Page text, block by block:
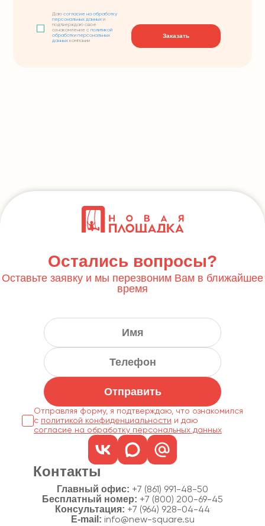
Даюсогласие на обработку
персональных данных и
подтверждаю свое
ознакомление сполитикой
обработки персональных
данных компании
Заказать
Остались вопросы?
Оставьте заявку и мы перезвоним Вам в ближайшее
время
Отправить
Отправляя форму, я подтверждаю, что ознакомился
с политикой конфиденциальности
согласие на обработку персональных данных
Контакты
Главный офис: +7 (861) 991-48-50
Бесплатный номер: +7 (800) 200-69-45
Консультация: +7 (964) 928-04-44
E-mail: info@new-square.su